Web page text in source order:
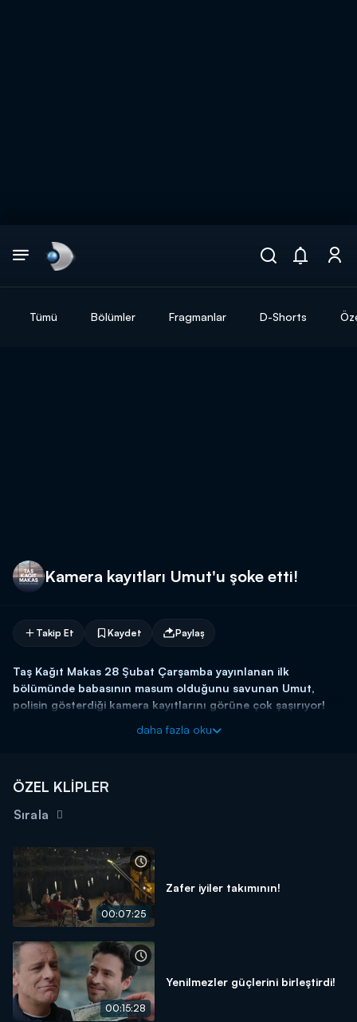
Tümü Bölümler Fragmanlar D-Shorts
Kamera kayıtları Umut'u şoke etti!
Takip Et Kaydet Paylaş
Taş Kağıt Makas 28 Şubat Çarşamba yayınlanan ilk
bölümünde babasının masum olduğunu savunan Umut,
polisin gösterdiği kamera kayıtlarını görüne çok şaşırıyor!
Taş Kağıt Makas yeni bölümleriyle her çarşamba 20.00'da
daha fazla oku
ÖZEL KLİPLER
Sırala
00:07:25
Zafer iyiler takımının!
00:15:28
Yenilmezler güçlerini birleştirdi!